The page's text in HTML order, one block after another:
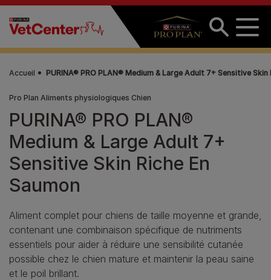
Aller au contenu principal
Accueil PURINA® PRO PLAN® Medium & Large Adult 7+ Sensitive Skin
Pro Plan Aliments physiologiques Chien
PURINA® PRO PLAN®
Medium & Large Adult 7+
Sensitive Skin Riche En
Saumon
Aliment complet pour chiens de taille moyenne et grande,
contenant une combinaison spécifique de nutriments
essentiels pour aider à réduire une sensibilité cutanée
possible chez le chien mature et maintenir la peau saine
et le poil brillant.